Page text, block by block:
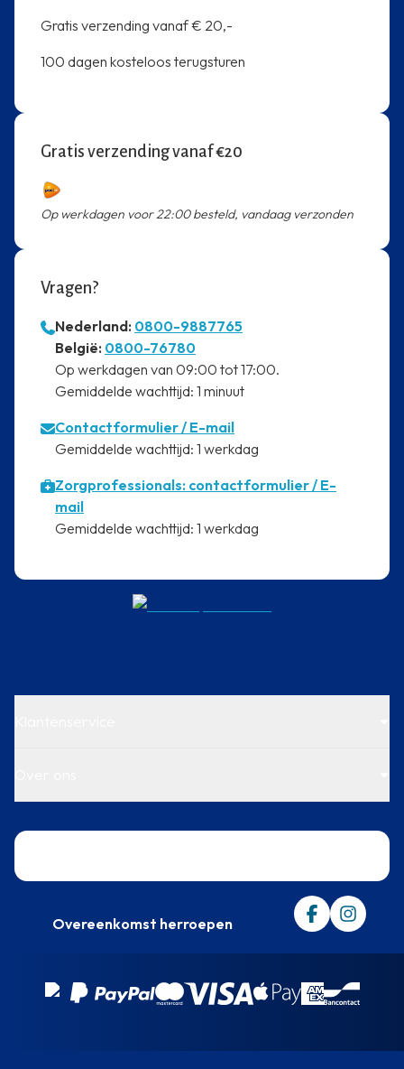
Gratis verzending vanaf € 20,-
100 dagen kosteloos terugsturen
Gratis verzending vanaf €20
Op werkdagen voor 22:00 besteld, vandaag verzonden
Vragen?
Nederland: 0800-9887765
⁠België: 0800-76780
⁠Op werkdagen van 09:00 tot 17:00.
⁠Gemiddelde wachttijd: 1 minuut
Contactformulier/ E-mail
⁠Gemiddelde wachttijd: 1 werkdag
Zorgprofessionals: contactformulier / E-
mail
⁠Gemiddelde wachttijd: 1 werkdag
Overeenkomst herroepen